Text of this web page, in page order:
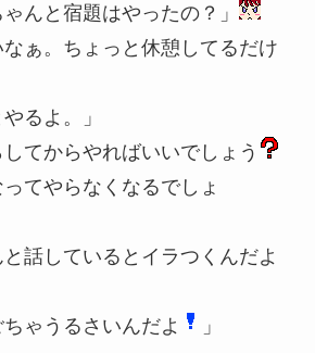
んと宿題はやったの？」
なぁ。ちょっと休憩してるだけ
るよ。」
してからやればいいでしょう
てやらなくなるでしょ
と話しているとイラつくんだよ
ゃうるさいんだよ
」